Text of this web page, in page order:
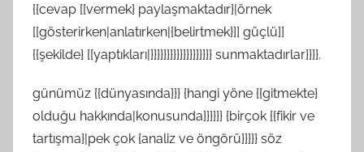
{{cevap [[vermek} paylaşmaktadır}|örnek
[[gösterirken|anlatırken|{belirtmek}]] güçlü]]
{{şekilde} [[yaptıkları|}}}}}}}}}}}}}}}}}}} sunmaktadırlar}}}}.
günümüz {{dünyasında}}} {hangi yöne {{gitmekte}
olduğu hakkında|konusunda}}}}}} {birçok {{fikir ve
tartışma}|pek çok {analiz ve öngörü}}}}} söz